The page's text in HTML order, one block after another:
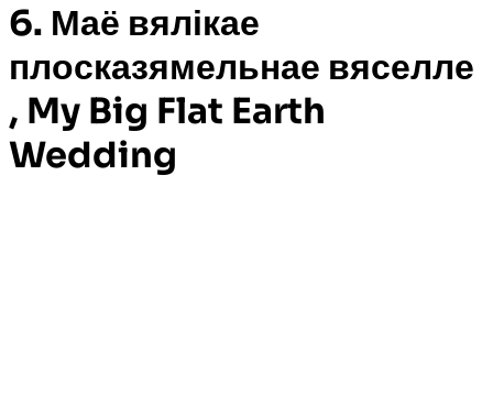
6. Маё вялікае
плосказямельнае вяселле
, My Big Flat Earth
Wedding